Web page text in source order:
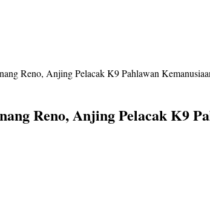
Reno, Anjing Pelacak K9 Pahlawan
Reno, Anjing Pelacak K9